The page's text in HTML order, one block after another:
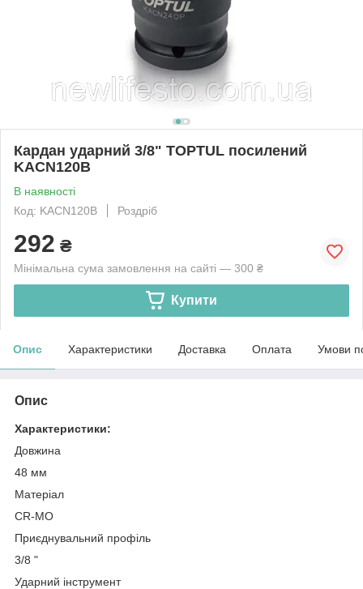
Кардан ударний 3/8" TOPTUL посилений
KACN120B
В наявності
Код: KACN120B
Роздріб
292 ₴
Мінімальна сума замовлення на сайті — 300 ₴
Купити
Опис Характеристики Доставка Оплата Умови
Опис
Характеристики:
Довжина
48 мм
Матеріал
CR-MO
Приєднувальний профіль
3/8 "
Ударний інструмент